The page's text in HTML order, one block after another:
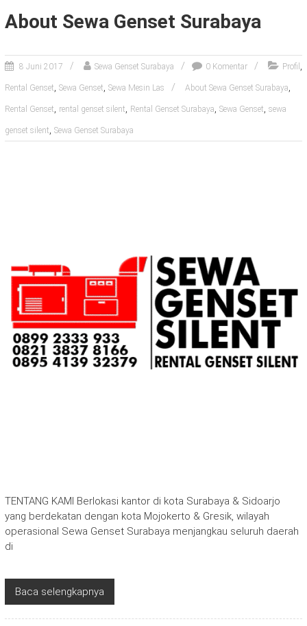
About Sewa Genset Surabaya
8 Juni 2017 Sewa Genset Surabaya 0 Komentar Profil ,
Rental Genset, Sewa Genset, Sewa Mesin Las About Sewa Genset Surabaya,
Rental Genset, rental genset silent, Rental Genset Surabaya, Sewa Genset, sewa
genset silent, Sewa Genset Surabaya
TENTANG KAMI Berlokasi kantor di kota Surabaya & Sidoarjo
yang berdekatan dengan kota Mojokerto & Gresik, wilayah
operasional Sewa Genset Surabaya menjangkau seluruh daerah
di
Baca selengkapnya